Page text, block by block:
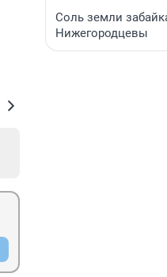
Соль земли
Нижегородцевы